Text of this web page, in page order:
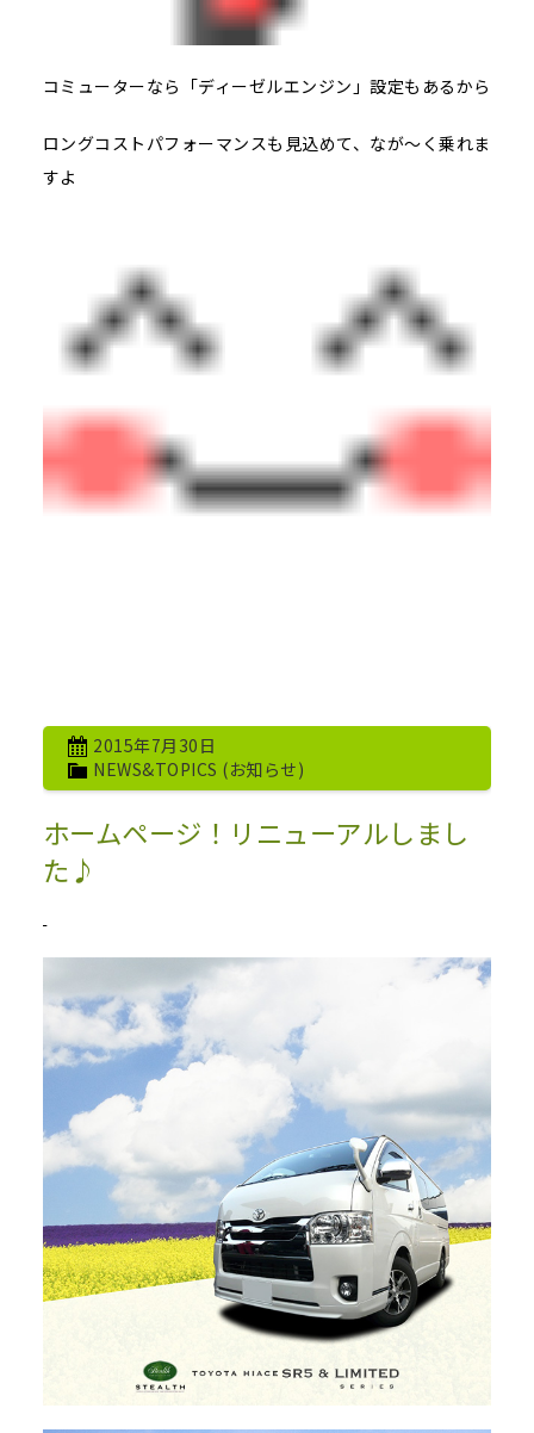
コミューターなら「ディーゼルエンジン」設定もあるから
ロングコストパフォーマンスも見込めて、なが～く乗れま
すよ
2015年7月30日
NEWS&TOPICS (お知らせ)
ホームページ！リニューアルしまし
た♪